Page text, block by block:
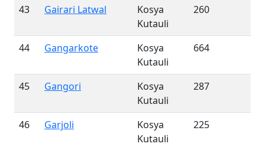
43 Gairari Latwal
Kosya
Kutauli
260
44 Gangarkote
Kosya
Kutauli
664
45 Gangori
Kosya
Kutauli
287
46 Garjoli
Kosya
Kutauli
225